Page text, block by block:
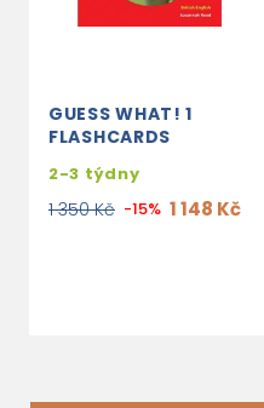
GUESS WHAT! 1
FLASHCARDS
2-3 týdny
1 350 Kč -15% 1 148 Kč